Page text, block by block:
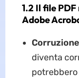
1.2 Il file
Adobe
diventa